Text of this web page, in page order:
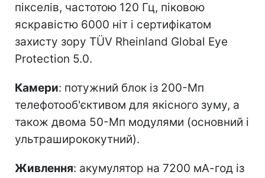
пікселів, частотою 120 Гц, піковою
яскравістю 6000 ніт і сертифікатом
захисту зору TÜV Rheinland Global Eye
Protection 5.0.
Камери: потужний блок із 200-Мп
телефотооб'єктивом для якісного зуму, а
також двома 50-Мп модулями (основний і
ультраширококутний).
Живлення: акумулятор на 7200 мА-год із